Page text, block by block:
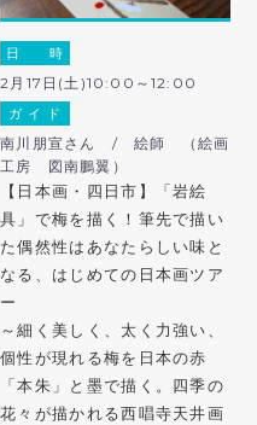
日 時
2月17日(土)10:00～12:00
ガ イ ド
南川朋宣さん / 絵師 （絵画
工房 図南鵬翼）
【日本画・四日市】「岩絵
具」で梅を描く！筆先で描い
た偶然性はあなたらしい味と
なる、はじめての日本画ツア
ー
～細く美しく、太く力強い、
個性が現れる梅を日本の赤
「本朱」と墨で描く。四季の
花々が描かれる西唱寺天井画